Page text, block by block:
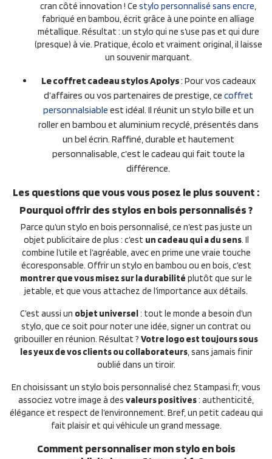
cran côté innovation ! Ce stylo personnalisé sans encre,
fabriqué en bambou, écrit grâce à une pointe en alliage
métallique. Résultat : un stylo qui ne s’use pas et qui dure
(presque) à vie. Pratique, écolo et vraiment original, il laisse
un souvenir marquant.
Le coffret cadeau stylos Apolys: Pour vos cadeaux
d’affaires ou vos partenaires de prestige, ce coffret
personnalsiable est idéal. Il réunit un stylo bille et un
roller en bambou et aluminium recyclé, présentés dans
un bel écrin. Raffiné, durable et hautement
personnalisable, c’est le cadeau qui fait toute la
différence.
Les questions que vous vous posez le plus souvent :
Pourquoi offrir des stylos en bois personnalisés ?
Parce qu’un stylo en bois personnalisé, ce n’est pas juste un
objet publicitaire de plus : c’est un cadeau qui a du sens. Il
combine l’utile et l’agréable, avec en prime une vraie touche
écoresponsable. Offrir un stylo en bambou ou en bois, c’est
montrer que vous misez sur la durabilité plutôt que sur le
jetable, et que vous attachez de l’importance aux détails.
C’est aussi un objet universel: tout le monde a besoin d’un
stylo, que ce soit pour noter une idée, signer un contrat ou
gribouiller en réunion. Résultat ? Votre logo est toujours sous
les yeux de vos clients ou collaborateurs, sans jamais finir
oublié dans un tiroir.
En choisissant un stylo bois personnalisé chez Stampasi.fr, vous
associez votre image à des valeurs positives: authenticité,
élégance et respect de l’environnement. Bref, un petit cadeau qui
fait plaisir et qui véhicule un grand message.
Comment personnaliser mon stylo en bois